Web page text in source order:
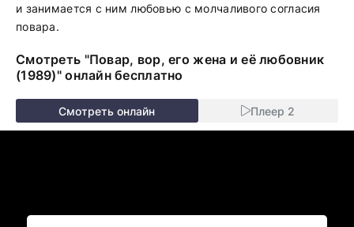
и занимается с ним любовью с молчаливого согласия
повара.
Смотреть "Повар, вор, его жена и её любовник
(1989)" онлайн бесплатно
Смотреть онлайн Плеер 2